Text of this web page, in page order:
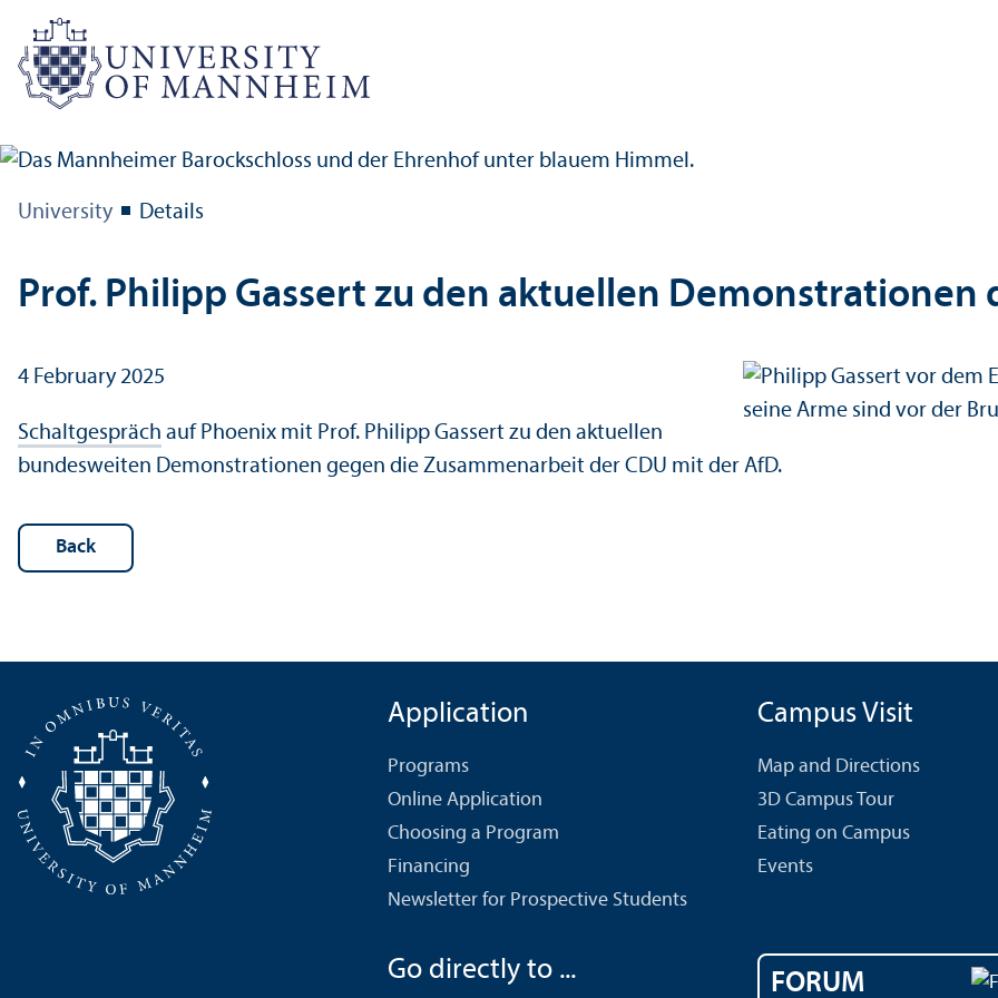
University Details
Prof. Philipp Gassert zu den aktuellen
4 February 2025
Schaltgespräch auf Phoenix mit Prof. Philipp Gassert zu den aktuellen
bundesweiten Demonstrationen gegen die Zusammenarbeit der CDU mit der AfD.
Back
Application
Programs
Online Application
Choosing a Program
Financing
Newsletter for Prospective Students
Campus Visit
Map and Directions
3D Campus Tour
Eating on Campus
Events
Go directly to ... FORUM